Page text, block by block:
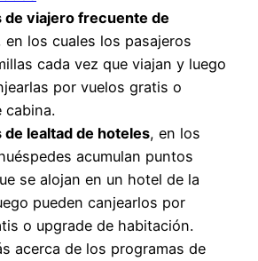
de viajero frecuente de
en los cuales los pasajeros
cada vez que viajan y luego
por vuelos gratis o
cabina.
de lealtad de hoteles, en los
acumulan puntos
se alojan en un hotel de la
pueden canjearlos por
o upgrade de habitación.
acerca de los programas de